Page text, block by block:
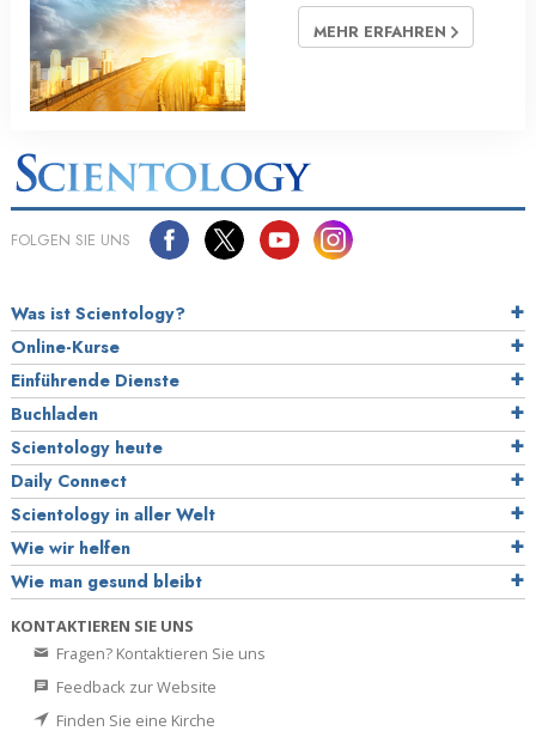
MEHR ERFAHREN
FOLGEN SIE UNS
Was ist Scientology?
Online-Kurse
Einführende Dienste
Buchladen
Scientology heute
Daily Connect
Scientology in aller Welt
Wie wir helfen
Wie man gesund bleibt
KONTAKTIEREN SIE UNS
Fragen? Kontaktieren Sie uns
Feedback zur Website
Finden Sie eine Kirche